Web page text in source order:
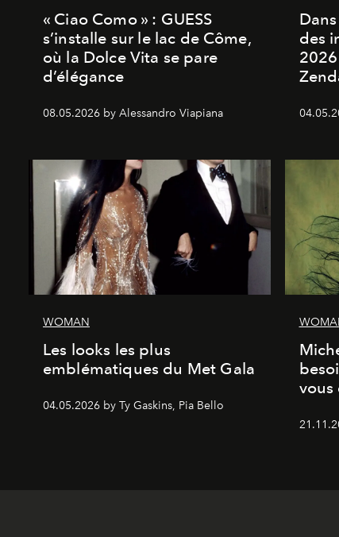
« Ciao Como » : GUESS
s’installe sur le lac de Côme,
où la Dolce Vita se pare
d’élégance
08.05.2026 by Alessandro Viapiana
des
WOMAN
Les looks les plus
emblématiques du Met Gala
04.05.2026 by Ty Gaskins, Pia Bello
vous